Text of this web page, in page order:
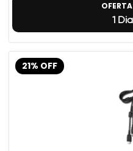
1
21% OFF